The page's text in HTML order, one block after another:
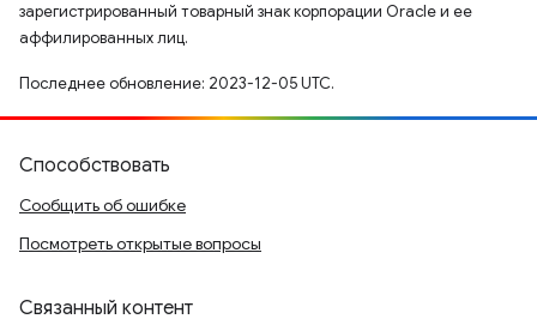
зарегистрированный товарный знак корпорации Oracle и ее
аффилированных лиц.
Последнее обновление: 2023-12-05 UTC.
Способствовать
Сообщить об ошибке
Посмотреть открытые вопросы
Связанный контент